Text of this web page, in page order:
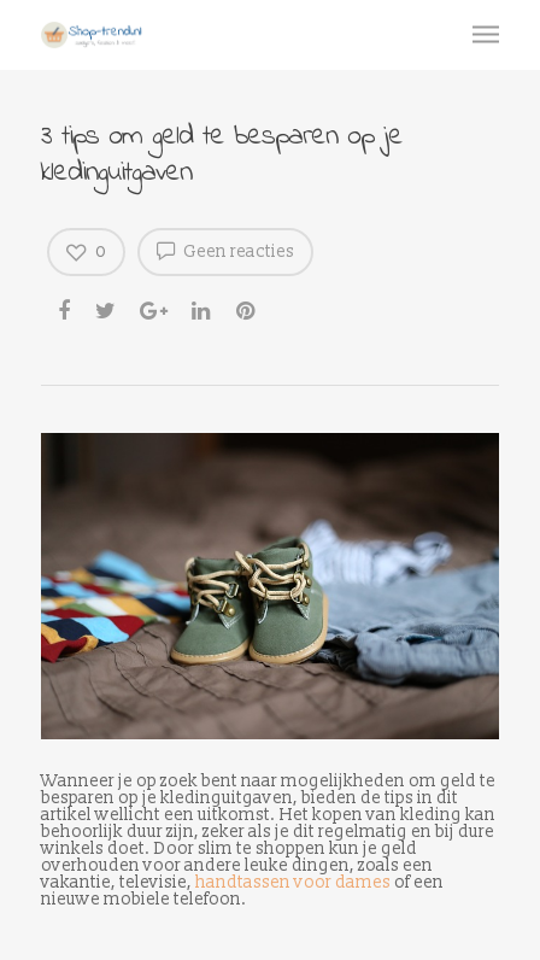
3 tips om geld te besparen op je
kledinguitgaven
Geen reacties
0
Wanneer je op zoek bent naar mogelijkheden om geld te
besparen op je kledinguitgaven, bieden de tips in dit
artikel wellicht een uitkomst. Het kopen van kleding kan
behoorlijk duur zijn, zeker als je dit regelmatig en bij dure
winkels doet. Door slim te shoppen kun je geld
overhouden voor andere leuke dingen, zoals een
vakantie, televisie, handtassen voor dames of een
nieuwe mobiele telefoon.